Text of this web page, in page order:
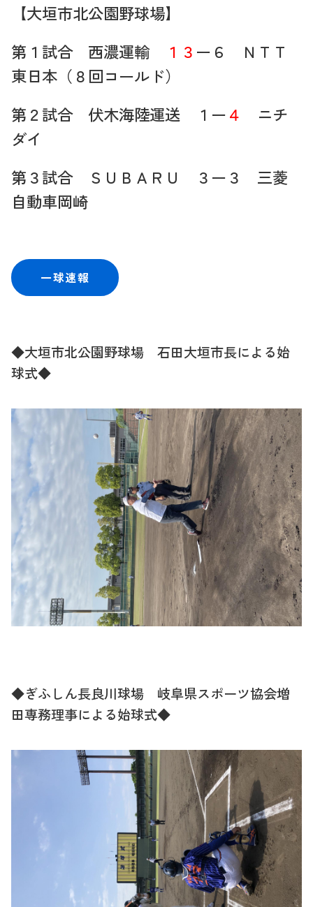
【大垣市北公園野球場】
第１試合 西濃運輸
１３ ー６ ＮＴＴ
東日本（８回コールド）
第２試合 伏木海陸運送 １ー４
ニチ
ダイ
第３試合 ＳＵＢＡＲＵ ３ー３ 三菱
自動車岡崎
一球速報
◆大垣市北公園野球場 石田大垣市長による始
球式◆
◆ぎふしん長良川球場 岐阜県スポーツ協会増
田専務理事による始球式◆